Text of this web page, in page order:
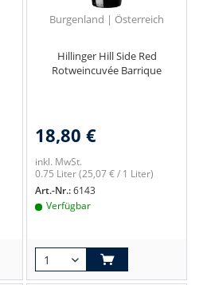
Burgenland | Österreich
Hillinger Hill Side Red
Rotweincuvée Barrique
18,80 €
inkl. MwSt.
0.75 Liter(25,07 € / 1 Liter)
Art.-Nr.:6143
Verfügbar